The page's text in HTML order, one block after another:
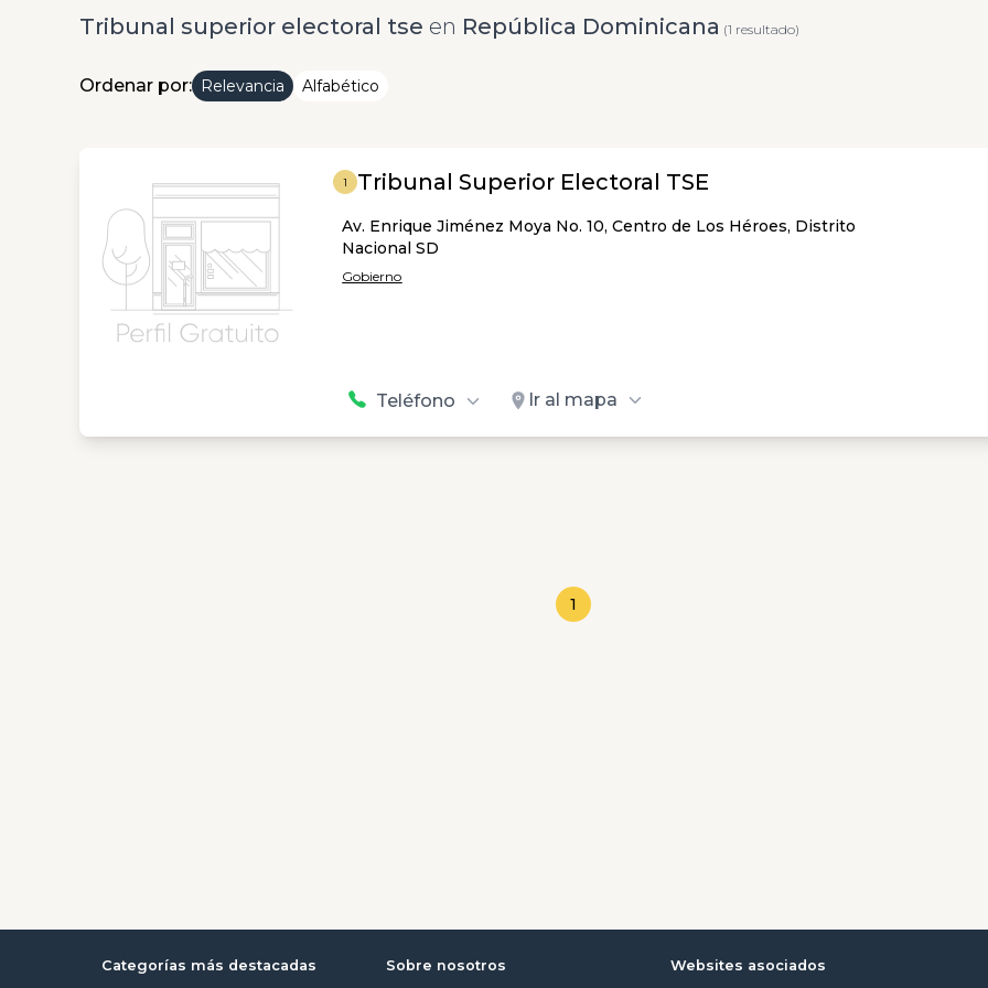
Tribunal superior electoral tse en República Dominicana (1 resultado)
Ordenar por: Relevancia Alfabético
1 Tribunal Superior Electoral TSE
Av. Enrique Jiménez Moya No. 10, Centro de Los Héroes, Distrito
Nacional SD
Gobierno
Teléfono Ir al mapa
1
Categorías más destacadas Sobre nosotros Websites asociados